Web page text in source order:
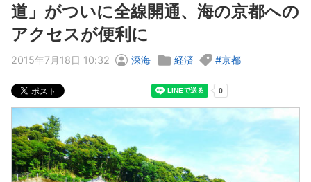
道」がついに全線開通、海の京都への
アクセスが便利に
2015年7月18日 10:32 深海 経済 京都